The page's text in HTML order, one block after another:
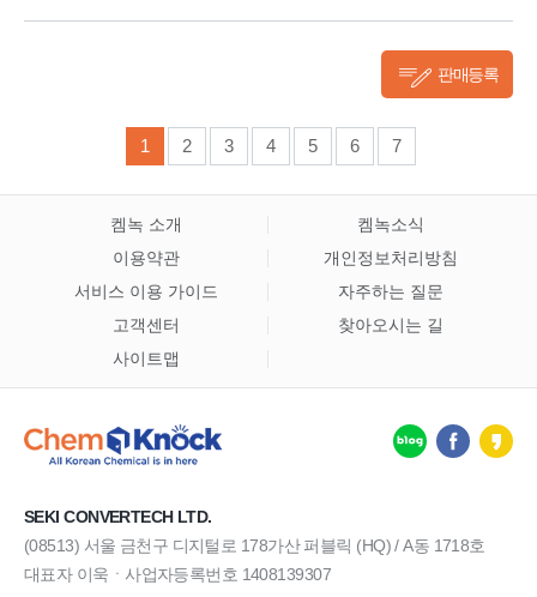
판매등록
1 2 3 4 5 6 7
켐녹 소개
켐녹소식
이용약관
개인정보처리방침
서비스 이용 가이드
자주하는 질문
고객센터
찾아오시는 길
사이트맵
SEKI CONVERTECH LTD.
(08513) 서울 금천구 디지털로 178가산 퍼블릭 (HQ) / A동 1718호
대표자 이욱ㆍ사업자등록번호 1408139307